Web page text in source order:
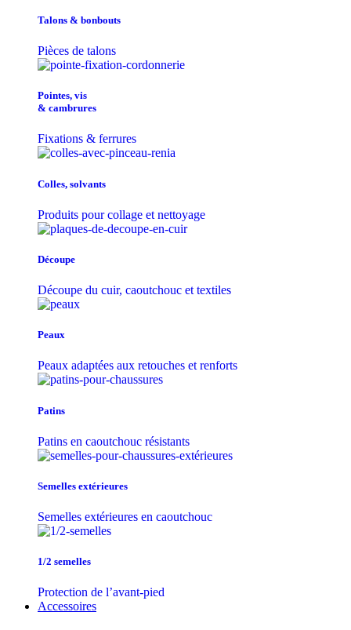
Talons & bonbouts
Pièces de talons
Pointes, vis
& cambrures
Fixations & ferrures
Colles, solvants
Produits pour collage et nettoyage
Découpe
Découpe du cuir, caoutchouc et textiles
Peaux
Peaux adaptées aux retouches et renforts
Patins
Patins en caoutchouc résistants
Semelles extérieures
Semelles extérieures en caoutchouc
1/2 semelles
Protection de l’avant-pied
Accessoires